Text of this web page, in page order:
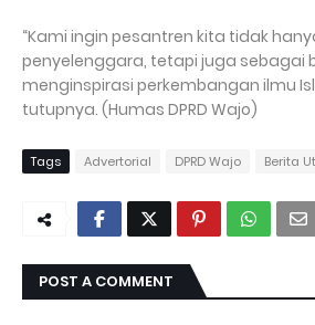
“Kami ingin pesantren kita tidak
penyelenggara, tetapi juga sebagai
menginspirasi perkembangan ilmu
tutupnya. (Humas DPRD Wajo)
Tags Advertorial DPRD Wajo Berita
POST A COMMENT